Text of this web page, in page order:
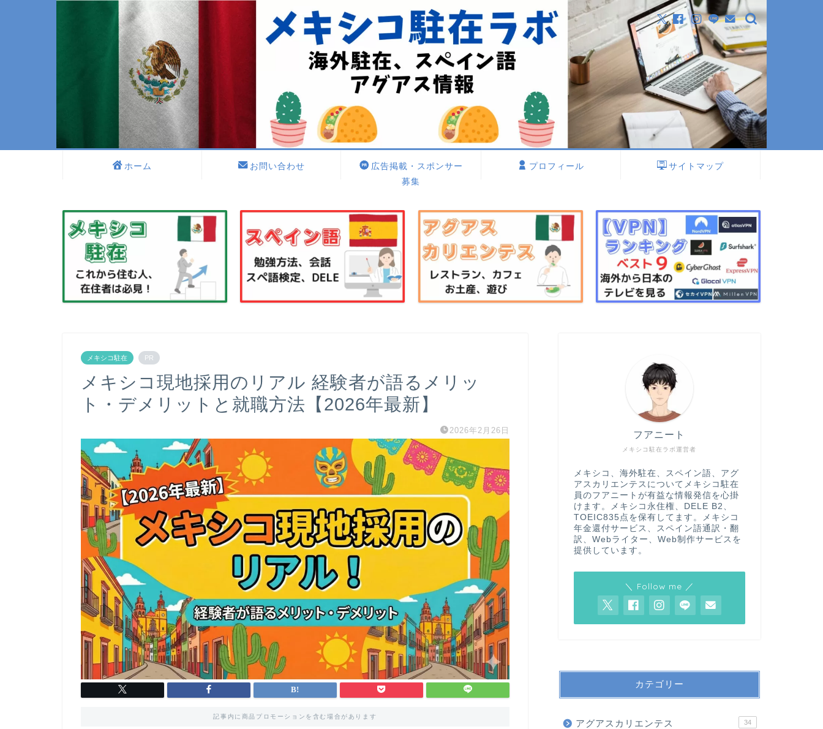
ホーム お問い合わせ
広告掲載・スポンサー
募集
プロフィール サイトマップ
メキシコ駐在 PR
メキシコ現地採用のリアル 経験者が語るメリッ
ト・デメリットと就職方法【2026年最新】
2026年2月26日
記事内に商品プロモーションを含む場合があります
メキシコ駐在ラボ運営者
フアニート
メキシコ、海外駐在、スペイン語、アグ
アスカリエンテスについてメキシコ駐在
員のフアニートが有益な情報発信を心掛
けます。メキシコ永住権、DELE B2、
TOEIC835点を保有してます。メキシコ
年金還付サービス、スペイン語通訳・翻
訳、Webライター、Web制作サービスを
提供しています。
＼ Follow me ／
カテゴリー
アグアスカリエンテス 34